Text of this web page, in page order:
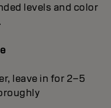
levels and color
leave in for 2–5